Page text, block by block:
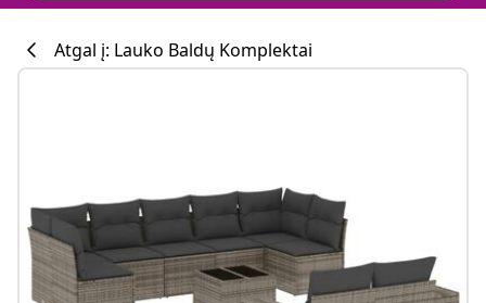
Atgal į: Lauko Baldų Komplektai